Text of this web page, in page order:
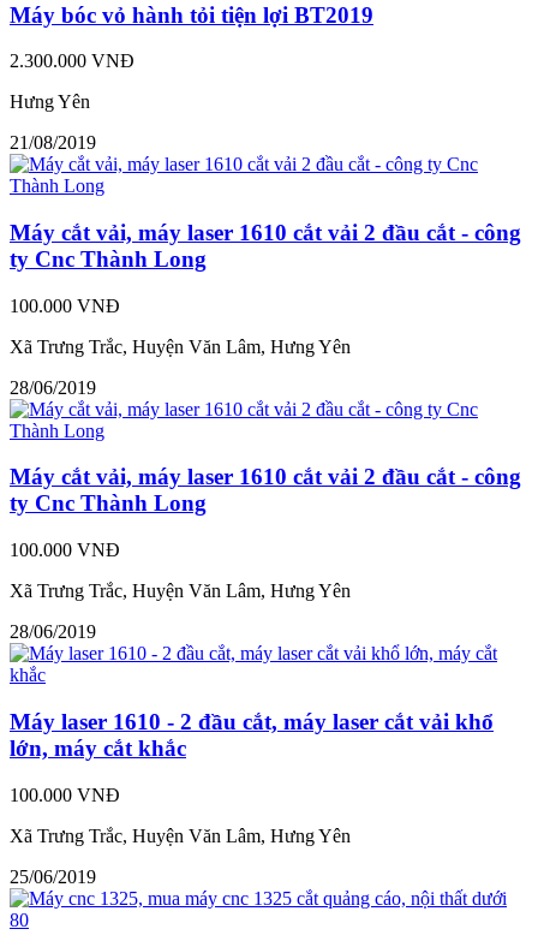
Máy bóc vỏ hành tỏi tiện lợi BT2019
2.300.000 VNĐ
Hưng Yên
21/08/2019
Máy cắt vải, máy laser 1610 cắt vải 2 đầu cắt - công
ty Cnc Thành Long
100.000 VNĐ
Xã Trưng Trắc, Huyện Văn Lâm, Hưng Yên
28/06/2019
Máy cắt vải, máy laser 1610 cắt vải 2 đầu cắt - công
ty Cnc Thành Long
100.000 VNĐ
Xã Trưng Trắc, Huyện Văn Lâm, Hưng Yên
28/06/2019
Máy laser 1610 - 2 đầu cắt, máy laser cắt vải khổ
lớn, máy cắt khắc
100.000 VNĐ
Xã Trưng Trắc, Huyện Văn Lâm, Hưng Yên
25/06/2019